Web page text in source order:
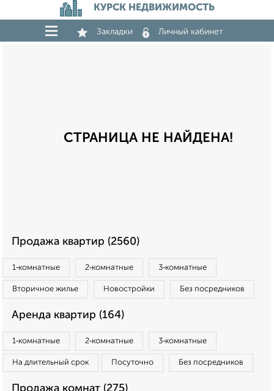
КУРСК НЕДВИЖИМОСТЬ
Закладки Личный кабинет
СТРАНИЦА НЕ НАЙДЕНА!
Продажа квартир (2560)
1‑комнатные 2‑комнатные 3‑комнатные
Вторичное жилье Новостройки Без посредников
Аренда квартир (164)
1‑комнатные 2‑комнатные 3‑комнатные
На длительный срок Посуточно Без посредников
Продажа комнат (275)